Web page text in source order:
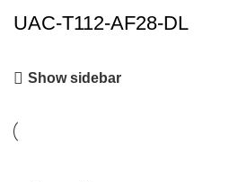
UAC-T112-AF28-DL
Show sidebar